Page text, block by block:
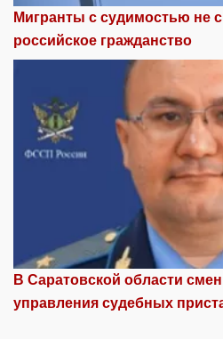
Мигранты с судимостью не
российское гражданство
В Саратовской области
управления судебных